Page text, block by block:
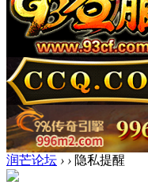
润芒论坛 › › 隐私提醒